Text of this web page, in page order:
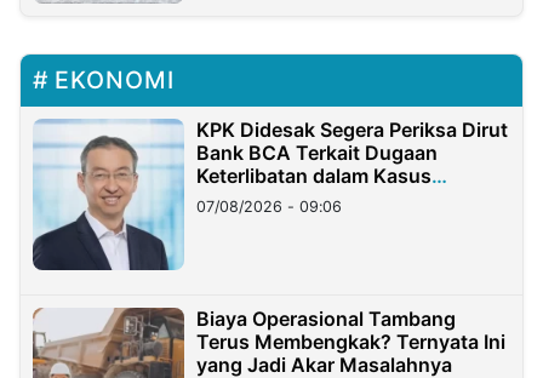
EKONOMI
KPK Didesak Segera Periksa Dirut
Bank BCA Terkait Dugaan
Keterlibatan dalam Kasus
Hilangnya Dana Nasabah Rp2,58
Miliar
07/08/2026 - 09:06
Biaya Operasional Tambang
Terus Membengkak? Ternyata Ini
yang Jadi Akar Masalahnya